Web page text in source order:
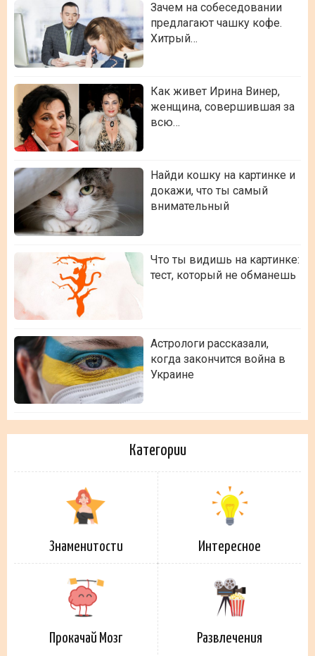
Зачем на собеседовании
предлагают чашку кофе.
Хитрый…
Как живет Ирина Винер,
женщина, совершившая за
всю…
Найди кошку на картинке и
докажи, что ты самый
внимательный
Что ты видишь на картинке:
тест, который не обманешь
Астрологи рассказали,
когда закончится война в
Украине
Категории
Знаменитости Интересное
Прокачай Мозг Развлечения